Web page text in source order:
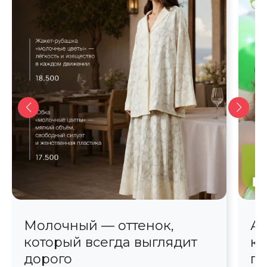
Молочный — оттенок,
который всегда выглядит
дорого